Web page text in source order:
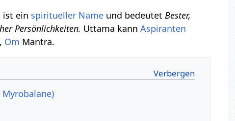
ist ein spiritueller Name und bedeutet Bester,
Persönlichkeiten. Uttama kannAspiranten
, Om Mantra.